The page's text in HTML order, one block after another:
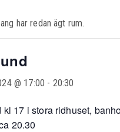
har redan ägt rum.
@ 17:00 - 20:30
kl 17 i stora ridhuset,
20.30